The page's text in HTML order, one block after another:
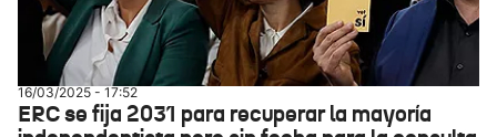
16/03/2025 - 17:52
ERC se fija 2031 para recuperar la mayoría